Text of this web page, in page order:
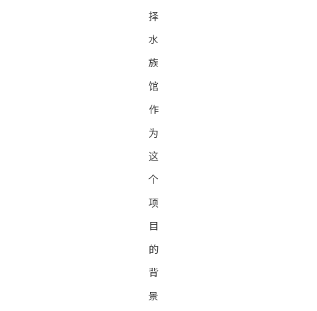
择
水
族
馆
作
为
这
个
项
目
的
背
景